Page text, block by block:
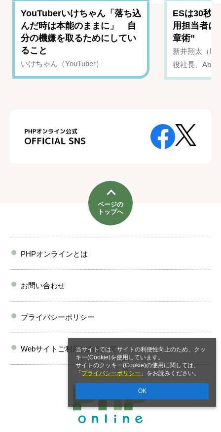
当サイトでは、サイトの利便性向上のため、クッ
キー(Cookie)を使用しています。
サイトのクッキー(Cookie)の使用に関しては、
「 プライバシーポリシー 」をお読みください。
OK
YouTuberいけちゃん「落ち込
んだ時は本能のままに」 自
分の機嫌を取るためにしてい
ること
いけちゃん（YouTuber）
ESは30秒
用担当者に
章術”
新井翔太（
役社長、
ページの
トップへ
PHPオンラインとは
お問い合わせ
プライバシーポリシー
Webサイトご利用にあたって